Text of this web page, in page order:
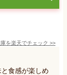
を楽天でチェック >>
食感が楽しめ